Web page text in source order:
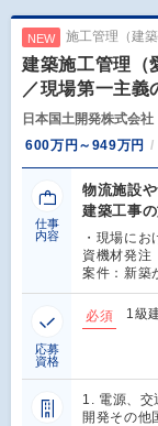
NEW 施工管理（建築
建築施工管理（
／現場第一主義
日本国土開発株式会社
600万円～949万円
仕事
内容
物流施設
建築工事
・現場に
資機材発注
案件：新築
応募
資格
必須 1級
1. 電源、交
開発その他